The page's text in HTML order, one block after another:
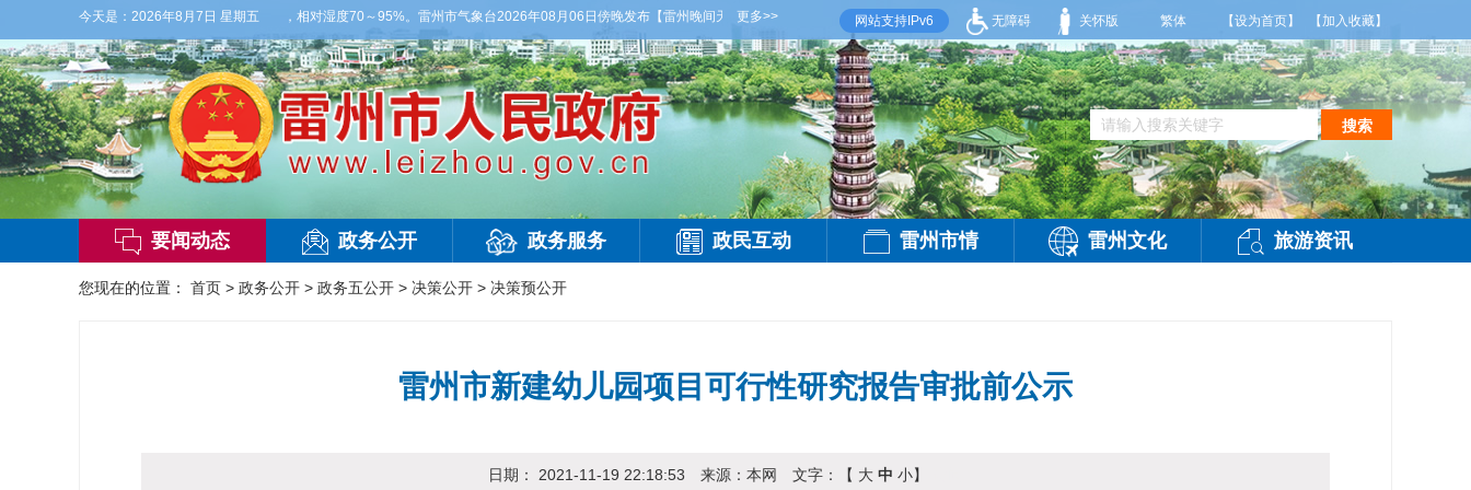
今天是： 2026年8月7日 星期五
雨，局部大雨，东南风2～3级，气温25～32℃，相对湿度70～95%。雷州市气象台2026年08月06日傍晚发布【雷州晚间天气】今晚到明天白天，阴天间多云，有雷阵雨，局部大雨，东南风2～3级，气温25～32℃，相对湿度70～95%。雷州市气象台
更多>> 网站支持IPv6 无障碍 关怀版 繁体 【设为首页】 【加入收藏】
搜索
要闻动态 政务公开 政务服务 政民互动 雷州市情 雷州文化 旅游资讯
您现在的位置： 首页 > 政务公开 > 政务五公开 > 决策公开 > 决策预公开
雷州市新建幼儿园项目可行性研究报告审批前公示
日期： 2021-11-19 22:18:53 来源： 本网 文字：【 大 中 小】